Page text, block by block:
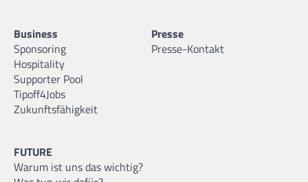
Business
Sponsoring
Hospitality
Supporter Pool
Tipoff4Jobs
Zukunftsfähigkeit
Presse
Presse-Kontakt
FUTURE
Warum ist uns das wichtig?